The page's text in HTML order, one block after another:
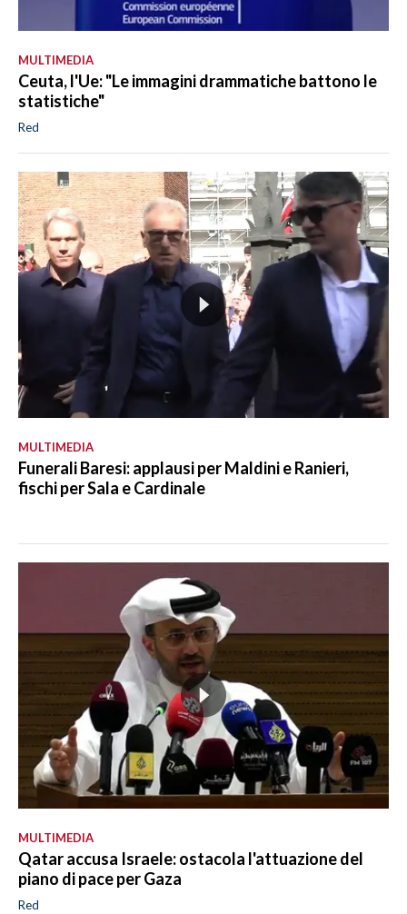
MULTIMEDIA
Ceuta, l'Ue: "Le immagini drammatiche battono le
statistiche"
Red
MULTIMEDIA
Funerali Baresi: applausi per Maldini e Ranieri,
fischi per Sala e Cardinale
MULTIMEDIA
Qatar accusa Israele: ostacola l'attuazione del
piano di pace per Gaza
Red